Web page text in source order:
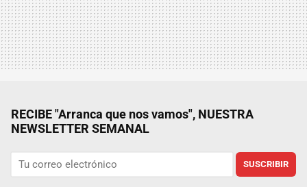
RECIBE "Arranca que nos vamos", NUESTRA
NEWSLETTER SEMANAL
SUSCRIBIR